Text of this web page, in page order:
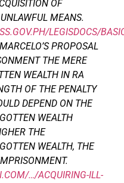
OF
MEANS.
LEGISDOCS/
PROPOSAL
THE MERE
WEALTH IN RA
OF THE PENALTY
DEPEND ON THE
WEALTH
THE
WEALTH, THE
…/ACQUIRING-ILL-